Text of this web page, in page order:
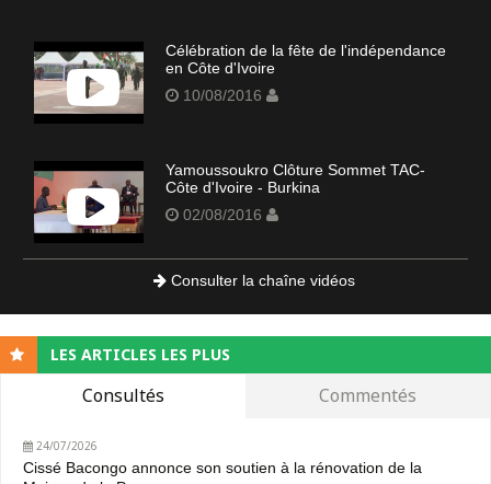
Célébration de la fête de l'indépendance
en Côte d'Ivoire
10/08/2016
Yamoussoukro Clôture Sommet TAC-
Côte d'Ivoire - Burkina
02/08/2016
Consulter la chaîne vidéos
LES ARTICLES LES PLUS
Consultés Commentés
24/07/2026
Cissé Bacongo annonce son soutien à la rénovation de la